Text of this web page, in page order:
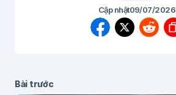
Cập nhật09/07/2026
Bài trước